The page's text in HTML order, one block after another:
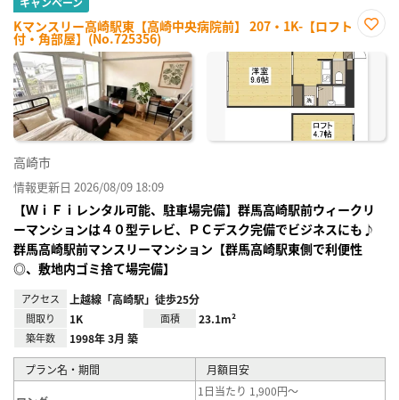
Kマンスリー高崎駅東【高崎中央病院前】 207・1K-【ロフト
付・角部屋】(No.725356)
に入
高崎市
情報更新日 2026/08/09 18:09
【ＷｉＦｉレンタル可能、駐車場完備】群馬高崎駅前ウィークリ
ーマンションは４０型テレビ、ＰＣデスク完備でビジネスにも♪
群馬高崎駅前マンスリーマンション【群馬高崎駅東側で利便性
◎、敷地内ゴミ捨て場完備】
アクセス 上越線「高崎駅」徒歩25分
間取り 1K 面積 23.1m²
築年数 1998年 3月 築
プラン名・期間 月額目安
1日当たり 1,900円～